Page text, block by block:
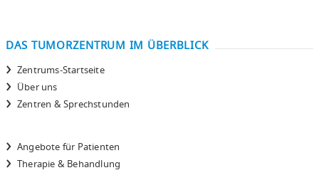
DAS TUMORZENTRUM IM ÜBERBLICK
Zentrums-Startseite
Über uns
Zentren & Sprechstunden
Angebote für Patienten
Therapie & Behandlung